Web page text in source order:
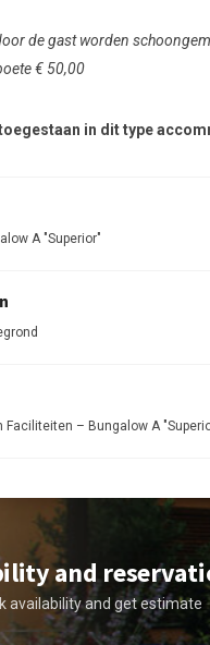
de gast worden
€ 50,00
in dit type
A "Superior"
Faciliteiten – Bungalow A
and
availability and get estimate